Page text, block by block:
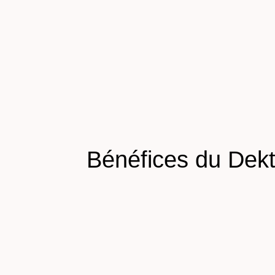
Bénéfices du